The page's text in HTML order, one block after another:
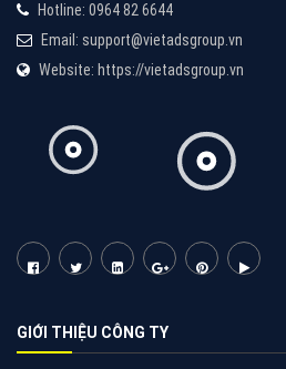
Hotline: 0964 82 6644
Email: support@vietadsgroup.vn
Website: https://vietadsgroup.vn
GIỚI THIỆU CÔNG TY